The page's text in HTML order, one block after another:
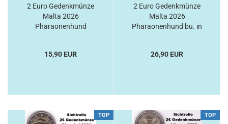
2 Euro Gedenkmünze
Malta 2026
Pharaonenhund
15,90 EUR
2 Euro Gedenkmünze
Malta 2026
Pharaonenhund bu. in
26,90 EUR
TOP TOP